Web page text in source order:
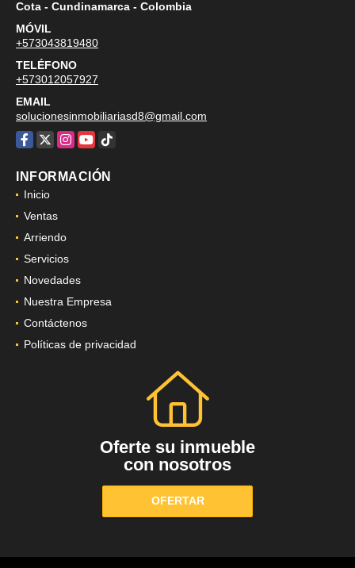
Cota - Cundinamarca - Colombia
MÓVIL
+573043819480
TELÉFONO
+573012057927
EMAIL
solucionesinmobiliariasd8@gmail.com
Facebook
X Instagram
YouTube
TikTok
INFORMACIÓN
Inicio
Ventas
Arriendo
Servicios
Novedades
Nuestra Empresa
Contáctenos
Políticas de privacidad
Oferte su inmueble
con nosotros
OFERTAR